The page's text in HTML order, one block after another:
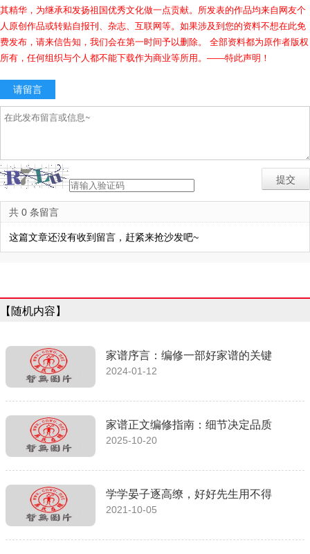
其精华，为继承和发扬祖国优秀文化做一点贡献。所发表的作品均来自网友个
人原创作品或转贴自报刊、杂志、互联网等。如果涉及到您的资料不想在此免
费发布，请来信告知，我们会在第一时间予以删除。 全部资料都为原作者版权
所有，任何组织与个人都不能下载作为商业等所用。——特此声明！
请留言
共 0 条留言
这篇文章还没有收到留言，赶紧来抢沙发吧~
【随机内容】
家谱序言：编修一部好家谱的关键
2024-01-12
家谱正文编修指南：细节决定品质
2025-10-20
学学晏子逐高缭，好好先生用不得
2021-10-05